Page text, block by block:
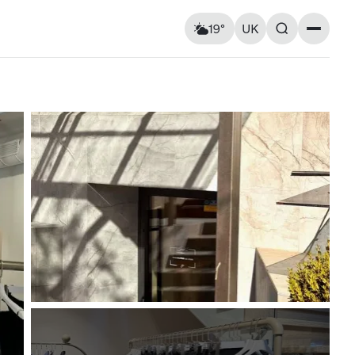
19° UK
Архітектура
Вулиці та площі
Мурали
Пам’ятники
на
пам’ять
Практичні поради
Повітряна тривога
Карта укриттів
Метро Києва
Корисні застосунки для
туристів
Правила в’їзду до України
Вологість: 94%
Ср 12
14° — 24°
Чт13
13° — 14°